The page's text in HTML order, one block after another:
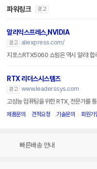
파워링크 광고
알리익스프레스,NVIDIA
광고
aliexpress.com/
지포스RTX5060 쇼핑은 역시 알리! 합
RTX 리더스시스템즈
광고 www.leaderssys.com
고성능 컴퓨팅을 위한 RTX, 전문가를
제품문의 견적요청 기술문의 회원가
빠른배송 안내